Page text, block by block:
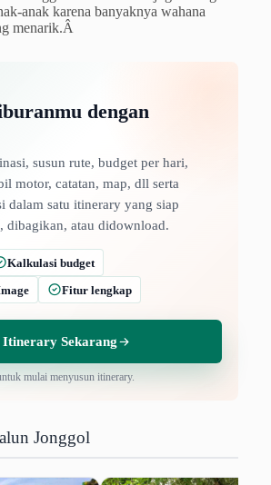
anak karena banyaknya wahana
menarik.Â
dengan
susun rute, budget per hari,
motor, catatan, map, dll serta
dalam satu itinerary yang siap
dibagikan, atau didownload.
Kalkulasi budget
Fitur lengkap
Itinerary Sekarang
mulai menyusun itinerary.
Jonggol